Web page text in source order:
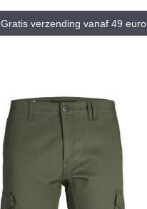
Gratis verzending vanaf 49 euro